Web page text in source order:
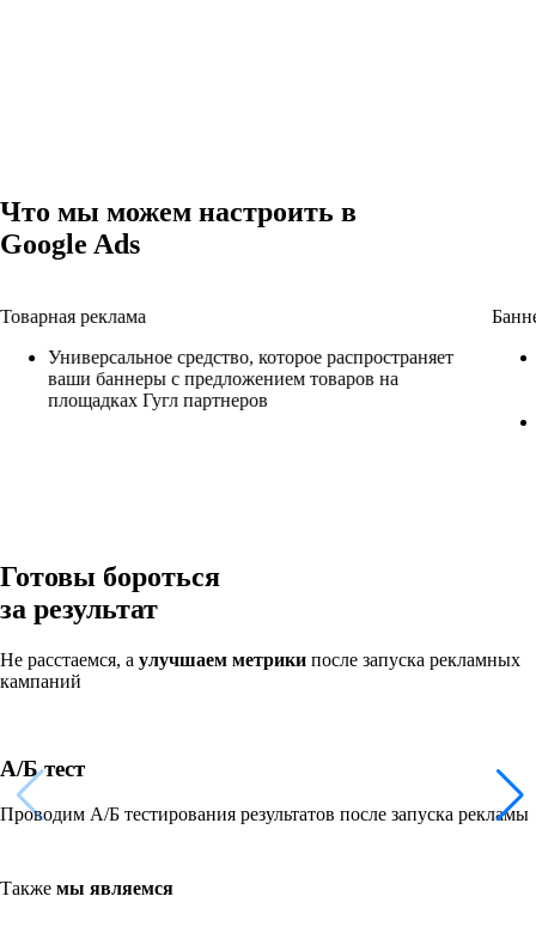
Что мы можем настроить в
Google Ads
Товарная реклама
Универсальное средство, которое распространяет
ваши баннеры с предложением товаров на
площадках Гугл партнеров
Готовы бороться
за результат
Не расстаемся, а улучшаем метрики после запуска рекламных
кампаний
А/Б тест
Проводим А/Б тестирования результатов после запуска рекламы
Также мы являемся